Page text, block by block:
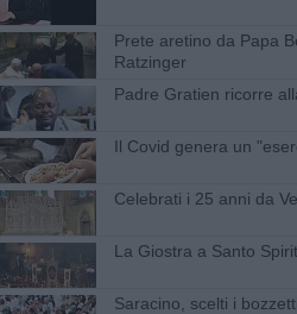
Prete aretino da Papa
Ratzinger
Padre Gratien ricorre
Il Covid genera un
Celebrati i 25 anni da
La Giostra a Santo
Saracino, scelti i